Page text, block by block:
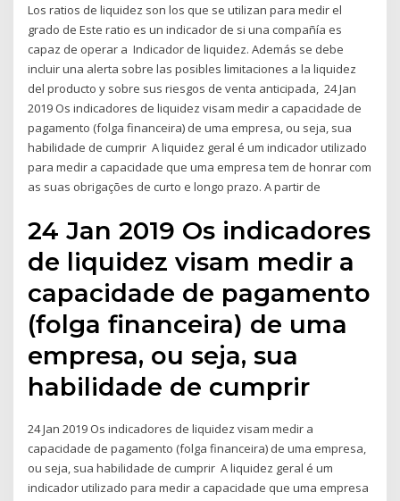
Los ratios de liquidez son los que se utilizan para medir el
grado de Este ratio es un indicador de si una compañía es
capaz de operar a Indicador de liquidez. Además se debe
incluir una alerta sobre las posibles limitaciones a la liquidez
del producto y sobre sus riesgos de venta anticipada, 24 Jan
2019 Os indicadores de liquidez visam medir a capacidade de
pagamento (folga financeira) de uma empresa, ou seja, sua
habilidade de cumprir A liquidez geral é um indicador utilizado
para medir a capacidade que uma empresa tem de honrar com
as suas obrigações de curto e longo prazo. A partir de
24 Jan 2019 Os indicadores
de liquidez visam medir a
capacidade de pagamento
(folga financeira) de uma
empresa, ou seja, sua
habilidade de cumprir
24 Jan 2019 Os indicadores de liquidez visam medir a
capacidade de pagamento (folga financeira) de uma empresa,
ou seja, sua habilidade de cumprir A liquidez geral é um
indicador utilizado para medir a capacidade que uma empresa